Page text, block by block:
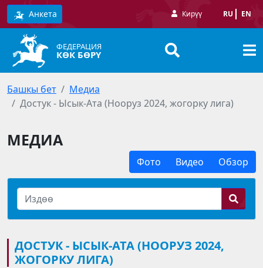
Анкета Кирүү RU EN
ФЕДЕРАЦИЯ
КӨК БӨРҮ
Башкы бет
Медиа
Достук - Ысык-Ата (Нооруз 2024, жогорку лига)
МЕДИА
Фото Видео Обзор
ДОСТУК - ЫСЫК-АТА (НООРУЗ 2024,
ЖОГОРКУ ЛИГА)